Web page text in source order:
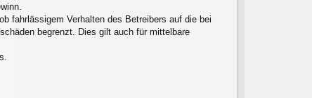
fahrlässigem Verhalten des Betreibers auf die bei
begrenzt. Dies gilt auch für mittelbare